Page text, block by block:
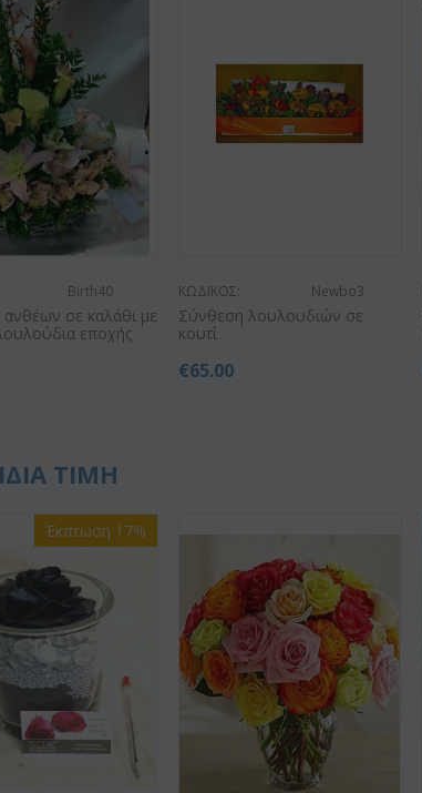
Birth40
σε καλάθι με
εποχής
ΚΩΔΙΚΟΣ: Newbo3
Σύνθεση λουλουδιών σε
κουτί
€65.00
ΤΙΜΗ
Έκπτωση 17%